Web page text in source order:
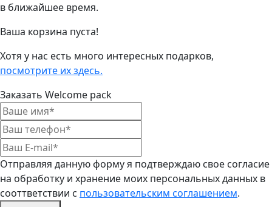
в ближайшее время.
Ваша корзина пуста!
Хотя у нас есть много интересных подарков,
посмотрите их здесь.
Заказать Welcome pack
Отправляя данную форму я подтверждаю свое согласие
на обработку и хранение моих персональных данных в
сооттветствии с пользовательским соглашением.